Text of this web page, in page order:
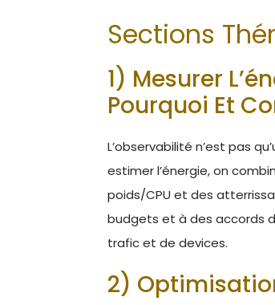
Sections
1) Mesurer
Pourquoi Et
L’observabilité n’est pas
estimer l’énergie, on
poids/CPU et des
budgets et à des accords
trafic et de devices.
2)